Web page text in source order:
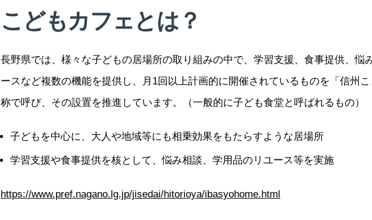
こどもカフェとは？
長野県では、様々な子どもの居場所の取り組みの中で、学習支援、食事提供、悩
ースなど複数の機能を提供し、月1回以上計画的に開催されているものを「信州
称で呼び、その設置を推進しています。（一般的に子ども食堂と呼ばれるもの）
子どもを中心に、大人や地域等にも相乗効果をもたらすような居場所
学習支援や食事提供を核として、悩み相談、学用品のリユース等を実施
https://www.pref.nagano.lg.jp/jisedai/hitorioya/ibasyohome.html